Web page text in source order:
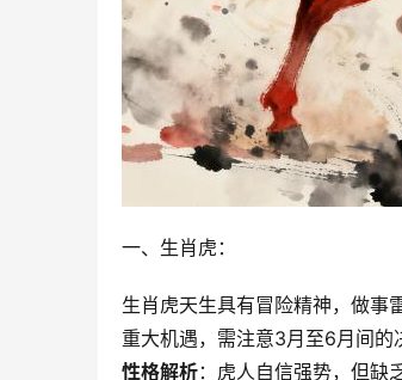
一、生肖虎：
生肖虎天生具有冒险精神，做事
重大机遇，需注意3月至6月间的
性格解析：虎人自信强势，但缺